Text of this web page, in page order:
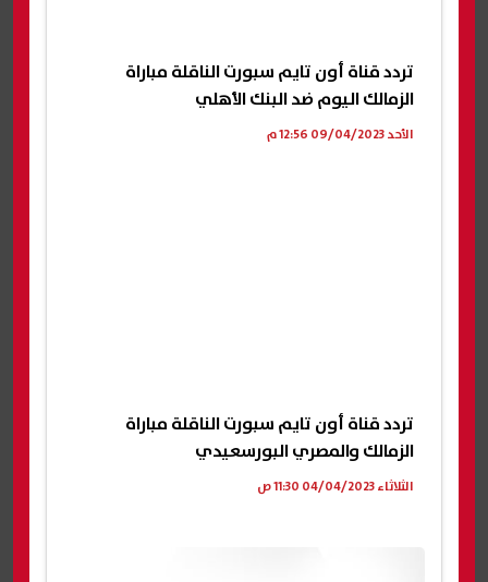
تردد قناة أون تايم سبورت الناقلة مباراة
الزمالك اليوم ضد البنك الأهلي
الأحد 09/04/2023 12:56 م
تردد قناة أون تايم سبورت الناقلة مباراة
الزمالك والمصري البورسعيدي
الثلاثاء 04/04/2023 11:30 ص